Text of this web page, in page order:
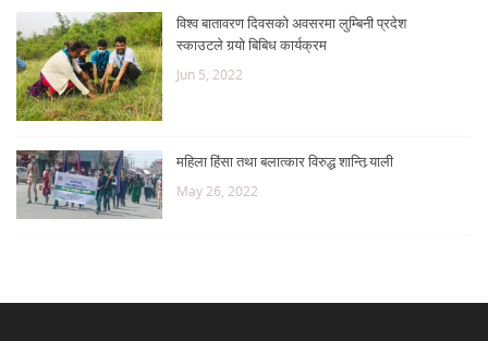
विश्व बातावरण दिवसको अवसरमा लुम्बिनी प्रदेश
स्काउटले गर्‍यो बिबिध कार्यक्रम
Jun 5, 2022
महिला हिंसा तथा बलात्कार विरुद्ध शान्ति र्‍याली
May 26, 2022